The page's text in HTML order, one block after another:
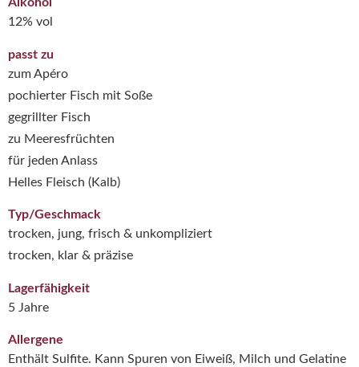
12% vol
passt zu
zum Apéro
pochierter Fisch mit Soße
gegrillter Fisch
zu Meeresfrüchten
für jeden Anlass
Helles Fleisch (Kalb)
Typ/Geschmack
trocken, jung, frisch & unkompliziert
trocken, klar & präzise
Lagerfähigkeit
5 Jahre
Allergene
Enthält Sulfite. Kann Spuren von Eiweiß, Milch und Gelatine